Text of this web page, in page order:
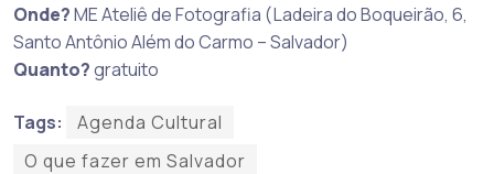
Onde?ME Ateliê de Fotografia ( Ladeira do Boqueirão, 6,
Santo Antônio Além do Carmo – Salvador)
Quanto?gratuito
Tags:
Agenda Cultural
O que fazer em Salvador